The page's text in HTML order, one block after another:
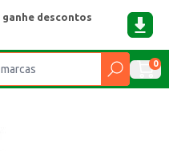
ganhe descontos
0